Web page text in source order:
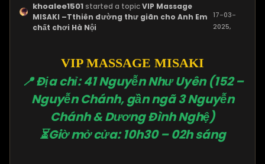
khoalee1501 started a topicVIP Massage
MISAKI –Tthiên đường thư giãn cho Anh Em
chất chơi Hà Nội
17-03-
2025,
VIP MASSAGE MISAKI
📍 Địa chỉ: 41 Nguyễn Như Uyên (152 –
Nguyễn Chánh, gần ngã 3 Nguyễn
Chánh & Dương Đình Nghệ)
⏳Giờ mở cửa: 10h30 – 02h sáng